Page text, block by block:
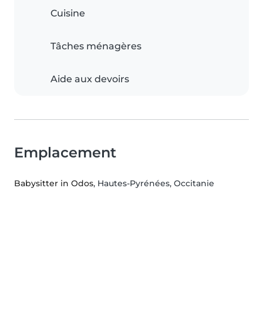
Cuisine
Tâches ménagères
Aide aux devoirs
Emplacement
Babysitter in Odos, Hautes-Pyrénées, Occitanie